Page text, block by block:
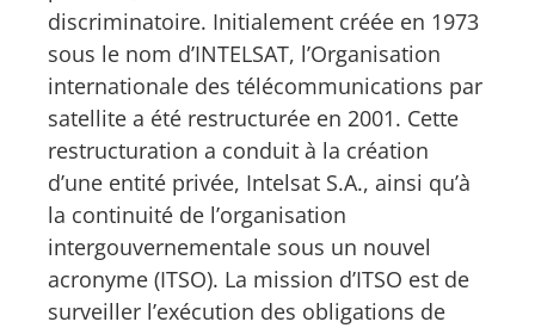
discriminatoire. Initialement créée en 1973
sous le nom d’INTELSAT, l’Organisation
internationale des télécommunications par
satellite a été restructurée en 2001. Cette
restructuration a conduit à la création
d’une entité privée, Intelsat S.A., ainsi qu’à
la continuité de l’organisation
intergouvernementale sous un nouvel
acronyme (ITSO). La mission d’ITSO est de
surveiller l’exécution des obligations de